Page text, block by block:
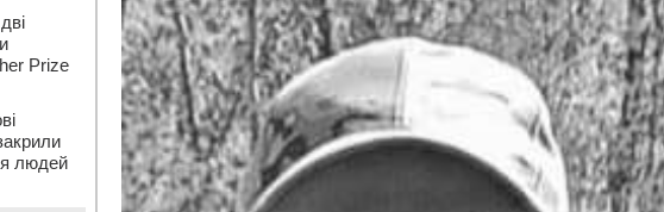
Prize
людей